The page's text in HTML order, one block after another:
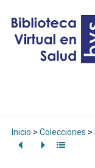
Inicio > Colecciones >